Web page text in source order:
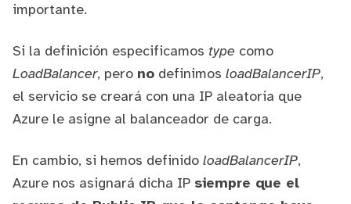
importante.
Si la definición especificamos type como
LoadBalancer, pero no definimos loadBalancerIP,
el servicio se creará con una IP aleatoria que
Azure le asigne al balanceador de carga.
En cambio, si hemos definido loadBalancerIP,
Azure nos asignará dicha IP siempre que el